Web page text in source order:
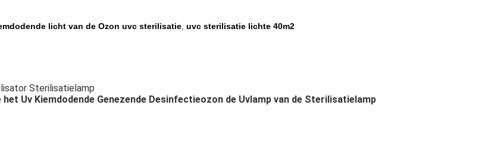
licht van de Ozon uvc sterilisatie, uvc sterilisatie lichte 40m2
Sterilisatielamp
Uv Kiemdodende Genezende Desinfectieozon de Uvlamp van de Sterilisatielamp